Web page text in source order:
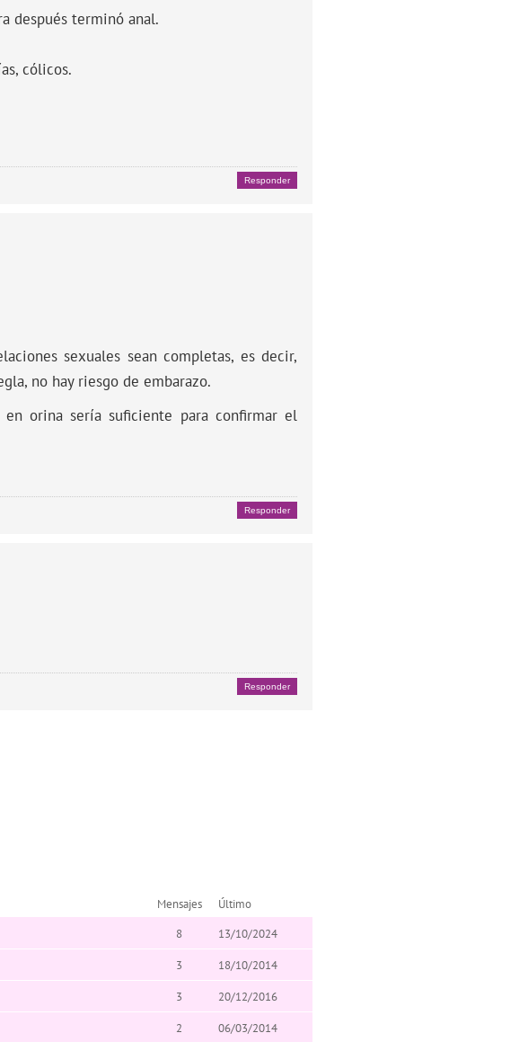
después terminó anal.
cólicos.
Responder
sexuales sean completas, es decir,
no hay riesgo de embarazo.
orina sería suficiente para confirmar el
Responder
Responder
Mensajes
Último
8 13/10/2024
3 18/10/2014
3 20/12/2016
2 06/03/2014